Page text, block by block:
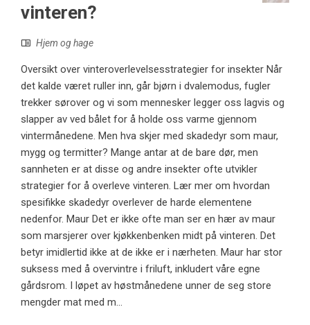
vinteren?
Hjem og hage
Oversikt over vinteroverlevelsesstrategier for insekter Når
det kalde været ruller inn, går bjørn i dvalemodus, fugler
trekker sørover og vi som mennesker legger oss lagvis og
slapper av ved bålet for å holde oss varme gjennom
vintermånedene. Men hva skjer med skadedyr som maur,
mygg og termitter? Mange antar at de bare dør, men
sannheten er at disse og andre insekter ofte utvikler
strategier for å overleve vinteren. Lær mer om hvordan
spesifikke skadedyr overlever de harde elementene
nedenfor. Maur Det er ikke ofte man ser en hær av maur
som marsjerer over kjøkkenbenken midt på vinteren. Det
betyr imidlertid ikke at de ikke er i nærheten. Maur har stor
suksess med å overvintre i friluft, inkludert våre egne
gårdsrom. I løpet av høstmånedene unner de seg store
mengder mat med m...